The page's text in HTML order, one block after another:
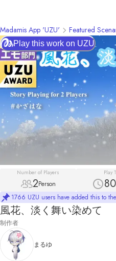
Madamis App 'UZU' Featured
Number of Players
2Person
Play
80
1766 UZU users have added this to
Play this work on UZU
風花、淡く舞い染めて
制作者
まるゆ